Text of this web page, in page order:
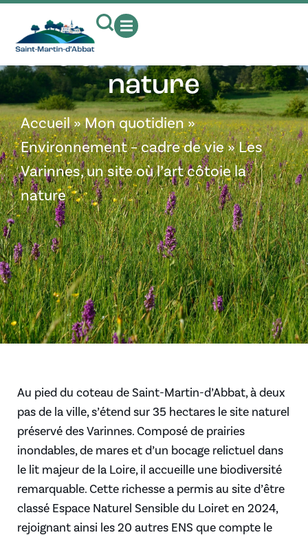
Les Varinnes, un
site où l’art côtoie la
nature
Accueil»Mon quotidien»
Environnement – cadre de vie»Les
Varinnes, un site où l’art côtoie la
nature
Au pied du coteau de Saint-Martin-d’Abbat, à deux
pas de la ville, s’étend sur 35 hectares le site naturel
préservé des Varinnes. Composé de prairies
inondables, de mares et d’un bocage relictuel dans
le lit majeur de la Loire, il accueille une biodiversité
remarquable. Cette richesse a permis au site d’être
classé Espace Naturel Sensible du Loiret en 2024,
rejoignant ainsi les 20 autres ENS que compte le